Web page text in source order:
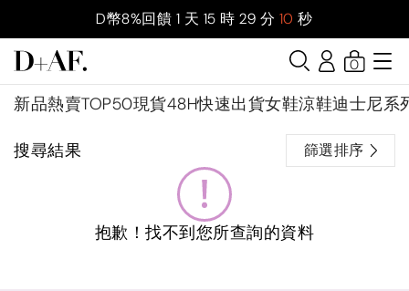
D幣8%回饋 1 天 15 時 29 分 10 秒
新品熱賣TOP50現貨48H快速出貨女鞋涼鞋迪士尼系
0
搜尋結果 篩選排序
抱歉！找不到您所查詢的資料